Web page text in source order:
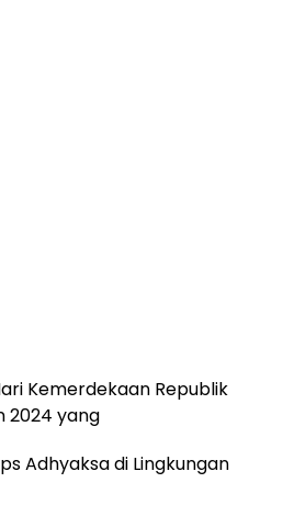
Kemerdekaan Republik
2024 yang
Adhyaksa di Lingkungan